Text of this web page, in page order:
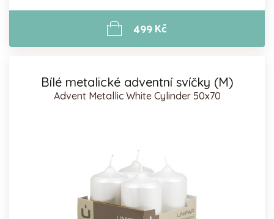
499 Kč
Bílé metalické adventní svíčky (M)
Advent Metallic White Cylinder 50x70